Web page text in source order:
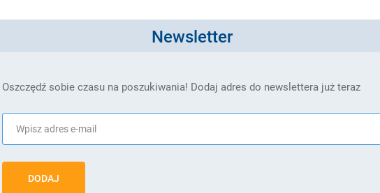
Newsletter
Oszczędź sobie czasu na poszukiwania! Dodaj adres do newslettera już teraz
DODAJ